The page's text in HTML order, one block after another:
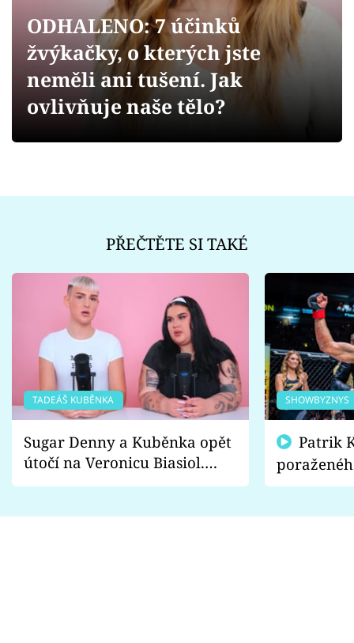
Videa
Sledujte prima+
ODHALENO: 7 účinků
žvýkačky, o kterých jste
neměli ani tušení. Jak
ovlivňuje naše tělo?
PŘEČTĚTE SI TAKÉ
TADEÁŠ KUBĚNKA
Sugar Denny a Kuběnka opět
útočí na Veronicu Biasiol.
Proč je podle nich falešná a
SHOWBYZNYS
fanoušci